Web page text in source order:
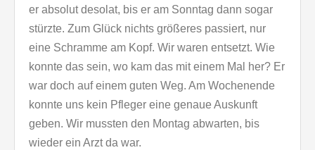
er absolut desolat, bis er am Sonntag dann sogar
stürzte. Zum Glück nichts größeres passiert, nur
eine Schramme am Kopf. Wir waren entsetzt. Wie
konnte das sein, wo kam das mit einem Mal her? Er
war doch auf einem guten Weg. Am Wochenende
konnte uns kein Pfleger eine genaue Auskunft
geben. Wir mussten den Montag abwarten, bis
wieder ein Arzt da war.